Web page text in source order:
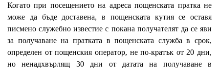
Когато при посещението на адреса пощенската пратка не
може да бъде доставена, в пощенската кутия се оставя
писмено служебно известие с покана получателят да се яви
за получаване на пратката в пощенската служба в срок,
определен от пощенския оператор, не по-кратък от 20 дни,
но ненадхвърлящ 30 дни от датата на получаване в